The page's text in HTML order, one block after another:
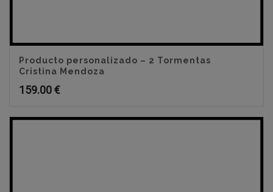
Producto personalizado – 2 Tormentas
Cristina Mendoza
159.00€